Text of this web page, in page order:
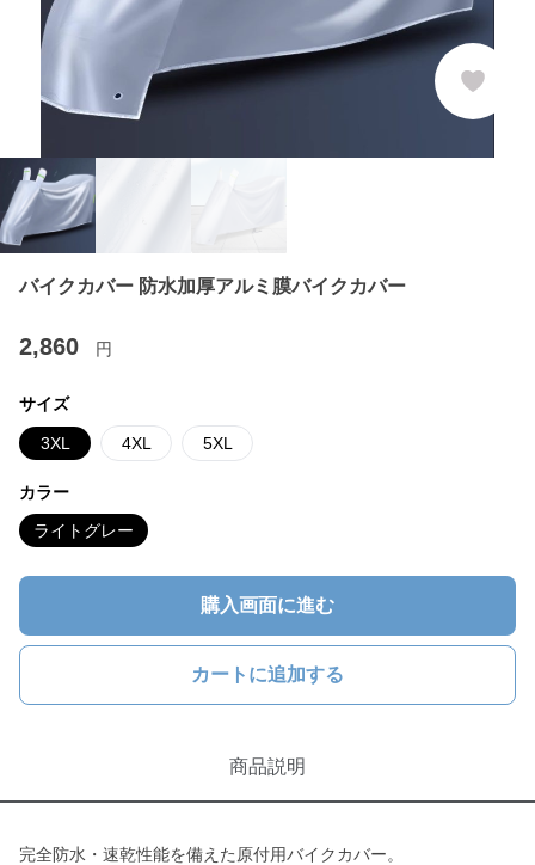
バイクカバー 防水加厚アルミ膜バイクカバー
2,860 円
サイズ
3XL 4XL 5XL
カラー
ライトグレー
購入画面に進む
カートに追加する
商品説明
完全防水・速乾性能を備えた原付用バイクカバー。